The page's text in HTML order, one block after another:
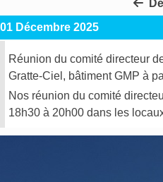
Décembre 2025
Réunion du comité directeur
Gratte-Ciel, bâtiment GMP à
Nos réunion du comité
18h30 à 20h00 dans les